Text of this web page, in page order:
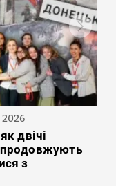
двічі
продовжують
з